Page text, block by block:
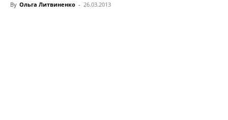
By Ольга Литвиненко - 26.03.2013